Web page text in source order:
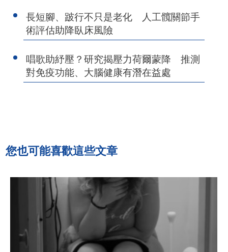
長短腳、跛行不只是老化 人工髖關節手
術評估助降臥床風險
唱歌助紓壓？研究揭壓力荷爾蒙降 推測
對免疫功能、大腦健康有潛在益處
您也可能喜歡這些文章